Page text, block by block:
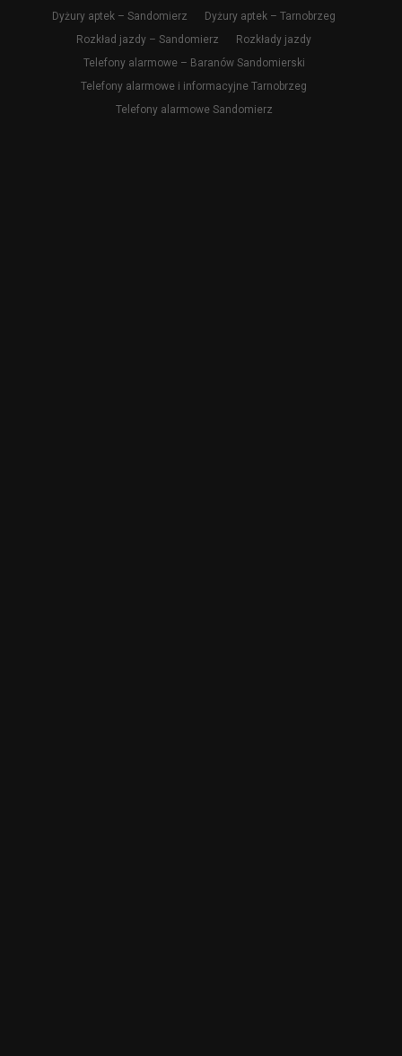
Dyżury aptek – Sandomierz
Dyżury aptek – Tarnobrzeg
Rozkład jazdy – Sandomierz
Rozkłady jazdy
Telefony alarmowe – Baranów Sandomierski
Telefony alarmowe i informacyjne Tarnobrzeg
Telefony alarmowe Sandomierz